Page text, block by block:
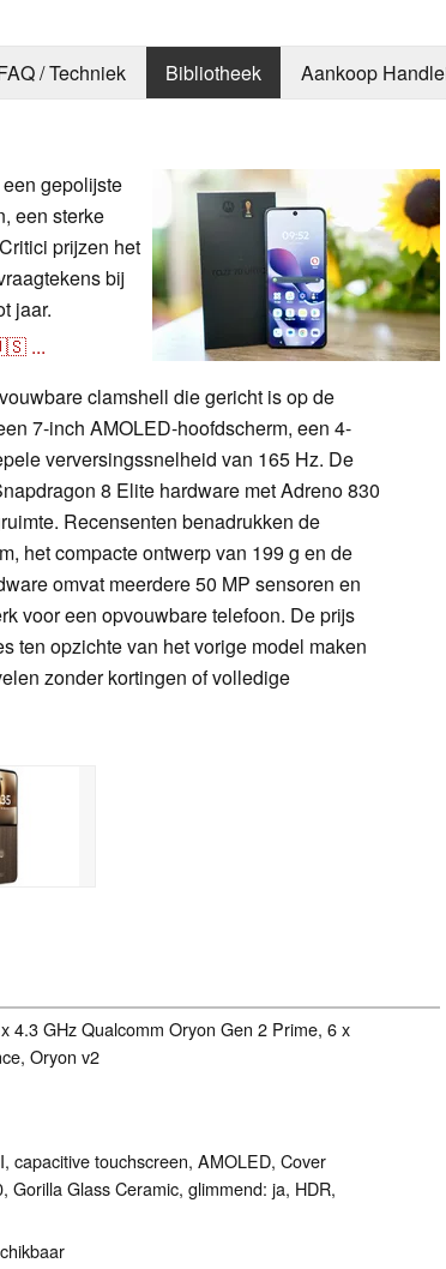
/ Techniek Bibliotheek Aankoop
gepolijste
een sterke
prijzen het
bij
jaar.
...
clamshell die gericht is op de
7-inch AMOLED-hoofdscherm, een 4-
verversingssnelheid van 165 Hz. De
8 Elite hardware met Adreno 830
Recensenten benadrukken de
het compacte ontwerp van 199 g en de
omvat meerdere 50 MP sensoren en
voor een opvouwbare telefoon. De prijs
ten opzichte van het vorige model maken
zonder kortingen of volledige
4.3 GHz Qualcomm Oryon Gen 2 Prime, 6 x
Oryon v2
capacitive touchscreen, AMOLED, Cover
Glass Ceramic, glimmend: ja, HDR,